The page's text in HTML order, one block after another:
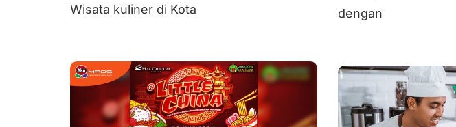
Wisata kuliner di Kota
dengan